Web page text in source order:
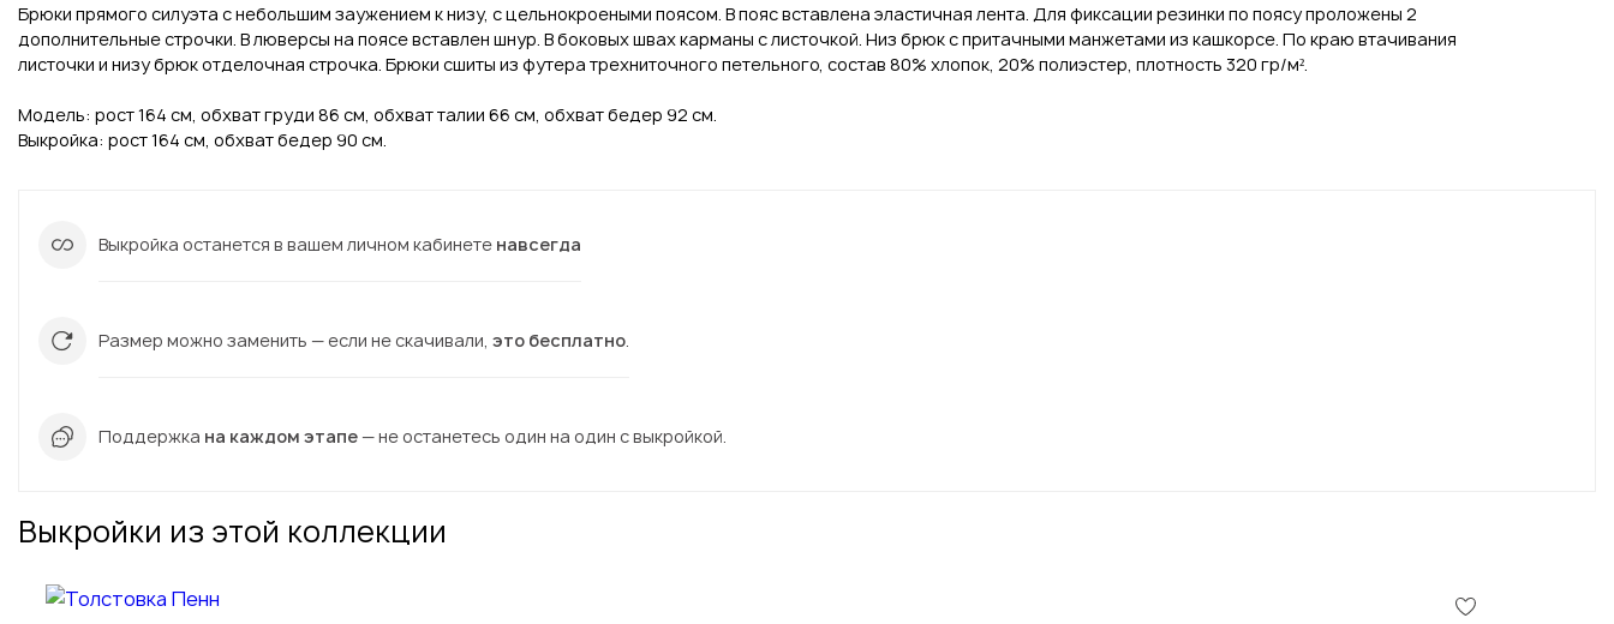
Брюки прямого силуэта с небольшим заужением к низу, с цельнокроеными поясом. В пояс вставлена эластичная лента. Для фиксации резинки по поясу проложены 2
дополнительные строчки. В люверсы на поясе вставлен шнур. В боковых швах карманы с листочкой. Низ брюк с притачными манжетами из кашкорсе. По краю втачивания
листочки и низу брюк отделочная строчка. Брюки сшиты из футера трехниточного петельного, состав 80% хлопок, 20% полиэстер, плотность 320 гр/м².
Модель: рост 164 см, обхват груди 86 см, обхват талии 66 см, обхват бедер 92 см.
Выкройка: рост 164 см, обхват бедер 90 см.
Вконтакте Инстаграм
Вконтакте Инстаграм
Выкройка останется в вашем личном кабинете навсегда
Размер можно заменить — если не скачивали, это бесплатно
Поддержка на каждом этапе — не останетесь один на один с выкройкой.
Выкройки из этой коллекции